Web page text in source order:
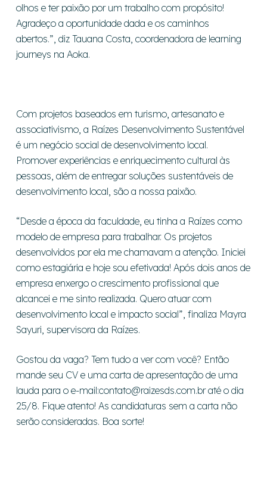
olhos e ter paixão por um trabalho com propósito!
Agradeço a oportunidade dada e os caminhos
abertos.”, diz Tauana Costa, coordenadora de learning
journeys na Aoka.
Com projetos baseados em turismo, artesanato e
associativismo, a Raízes Desenvolvimento Sustentável
é um negócio social de desenvolvimento local.
Promover experiências e enriquecimento cultural às
pessoas, além de entregar soluções sustentáveis de
desenvolvimento local, são a nossa paixão.
“Desde a época da faculdade, eu tinha a Raízes como
modelo de empresa para trabalhar. Os projetos
desenvolvidos por ela me chamavam a atenção. Iniciei
como estagiária e hoje sou efetivada! Após dois anos de
empresa enxergo o crescimento profissional que
alcancei e me sinto realizada. Quero atuar com
desenvolvimento local e impacto social”, finaliza Mayra
Sayuri, supervisora da Raízes.
Gostou da vaga? Tem tudo a ver com você? Então
mande seu CV e uma carta de apresentação de uma
lauda para o e-mail:contato@raizesds.com.braté o dia
25/8. Fique atento! As candidaturas sem a carta não
serão consideradas. Boa sorte!